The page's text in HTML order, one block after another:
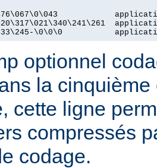
\0\0\0
optionnel
la
cette ligne
compressés
codage.